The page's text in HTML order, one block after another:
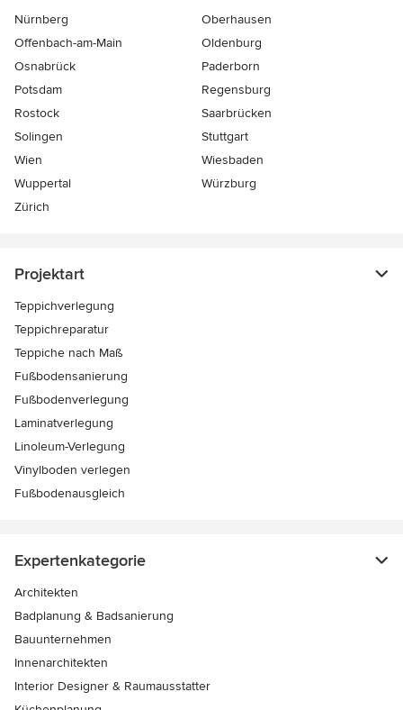
Nürnberg
Oberhausen
Offenbach-am-Main
Oldenburg
Osnabrück
Paderborn
Potsdam
Regensburg
Rostock
Saarbrücken
Solingen
Stuttgart
Wien
Wiesbaden
Wuppertal
Würzburg
Zürich
Projektart
Teppichverlegung
Teppichreparatur
Teppiche nach Maß
Fußbodensanierung
Fußbodenverlegung
Laminatverlegung
Linoleum-Verlegung
Vinylboden verlegen
Fußbodenausgleich
Expertenkategorie
Architekten
Badplanung & Badsanierung
Bauunternehmen
Innenarchitekten
Interior Designer & Raumausstatter